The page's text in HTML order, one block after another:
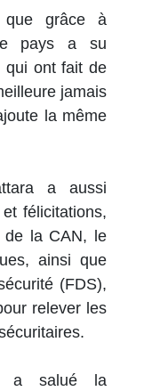
grâce à
pays a su
qui ont fait de
jamais
la même
a aussi
félicitations,
de la CAN, le
ainsi que
(FDS),
relever les
a salué la